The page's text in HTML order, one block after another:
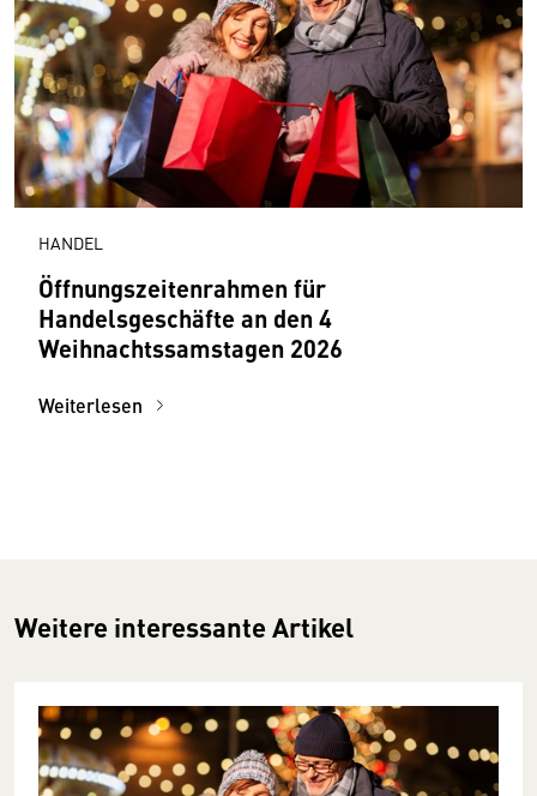
HANDEL
Öffnungszeitenrahmen für
Handelsgeschäfte an den 4
Weihnachtssamstagen 2026
Weiterlesen
Weitere interessante Artikel